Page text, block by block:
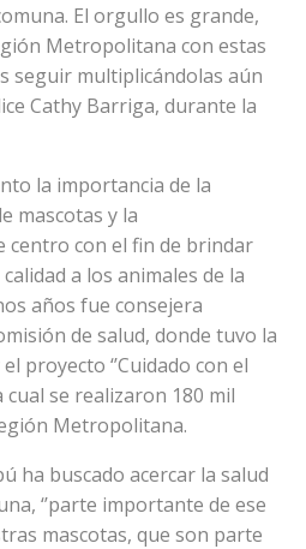
El orgullo es grande,
Metropolitana con estas
seguir multiplicándolas aún
Cathy Barriga, durante la
la importancia de la
mascotas y la
centro con el fin de brindar
a los animales de la
años fue consejera
de salud, donde tuvo la
proyecto ‘’Cuidado con el
cual se realizaron 180 mil
Metropolitana.
ha buscado acercar la salud
‘’parte importante de ese
mascotas, que son parte